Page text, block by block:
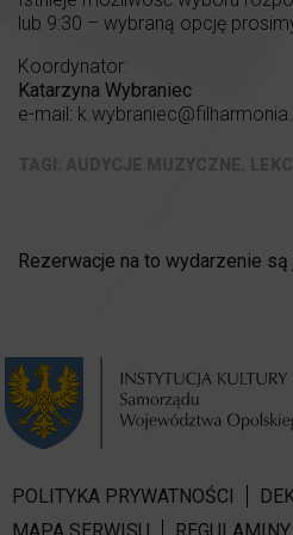
lub 9:30 – wybraną opcję
Koordynator:
Katarzyna Wybraniec
e-mail:
Rezerwacje na to wydarzenie
POLITYKA PRYWATNOŚCI